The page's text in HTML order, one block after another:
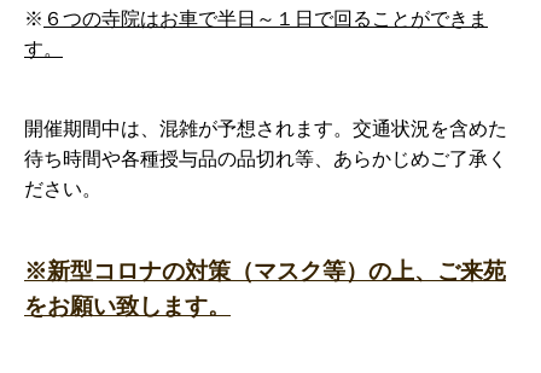
※ ６つの寺院はお車で半日～１日で回ることができま
す。
開催期間中は、混雑が予想されます。交通状況を含めた
待ち時間や各種授与品の品切れ等、あらかじめご了承く
ださい。
※新型コロナの対策（マスク等）の上、ご来苑
をお願い致します。